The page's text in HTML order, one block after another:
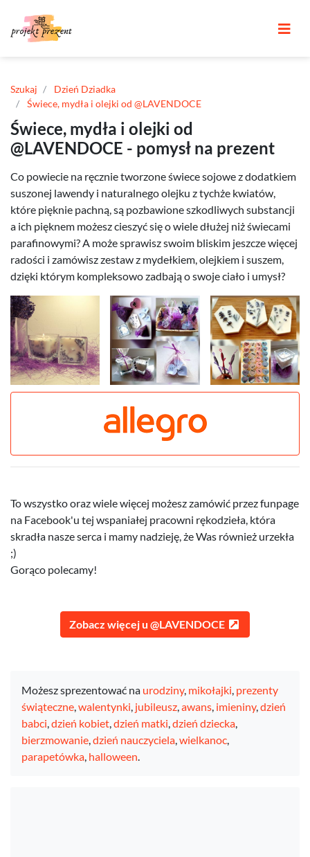
Szukaj
Dzień Dziadka
Świece, mydła i olejki od @LAVENDOCE
Świece, mydła i olejki od
@LAVENDOCE - pomysł na prezent
Co powiecie na ręcznie tworzone świece sojowe z dodatkiem
suszonej lawendy i naturalnego olejku z tychże kwiatów,
które pięknie pachną, są pozbawione szkodliwych substancji
a ich pięknem możesz cieszyć się o wiele dłużej niż świecami
parafinowymi? A może sprawisz swoim bliskim jeszcze więcej
radości i zamówisz zestaw z mydełkiem, olejkiem i suszem,
dzięki którym kompleksowo zadbają o swoje ciało i umysł?
To wszystko oraz wiele więcej możesz zamówić przez funpage
na Facebook'u tej wspaniałej pracowni rękodzieła, która
skradła nasze serca i mamy nadzieję, że Was również urzekła
;)
Gorąco polecamy!
Zobacz więcej u @LAVENDOCE
Możesz sprezentować na urodziny, mikołajki, prezenty
świąteczne,walentynki, jubileusz,awans, imieniny,dzień
babci,dzień kobiet,dzień matki,dzień dziecka,
bierzmowanie,dzień nauczyciela,wielkanoc,
parapetówka, halloween.